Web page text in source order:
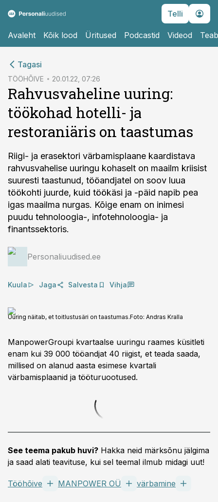
Telli
Avaleht Kõik lood Üritused Podcastid Videod
Tagasi
TÖÖHÕIVE 20.01.22, 07:26
Rahvusvaheline uuring:
töökohad hotelli- ja
restoraniäris on taastumas
Riigi- ja erasektori värbamisplaane kaardistava
rahvusvahelise uuringu kohaselt on maailm kriisist
suuresti taastunud, tööandjatel on soov luua
töökohti juurde, kuid töökäsi ja -päid napib pea
igas maailma nurgas. Kõige enam on inimesi
puudu tehnoloogia-, infotehnoloogia- ja
finantssektoris.
Personaliuudised.ee
Kuula Jaga Salvesta Vihja
Uuring näitab, et toitlustusäri on taastumas.Foto: Andras Kralla
ManpowerGroupi kvartaalse uuringu raames küsitleti
enam kui 39 000 tööandjat 40 riigist, et teada saada,
millised on alanud aasta esimese kvartali
värbamisplaanid ja tööturuootused.
See teema pakub huvi? Hakka neid märksõnu jälgima
ja saad alati teavituse, kui sel teemal ilmub midagi uut!
Tööhõive MANPOWER OÜ värbamine